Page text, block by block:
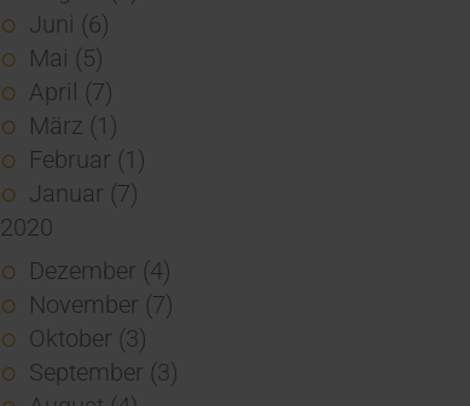
Juni (6)
Mai (5)
April (7)
März (1)
Februar (1)
Januar (7)
2020
Dezember (4)
November (7)
Oktober (3)
September (3)